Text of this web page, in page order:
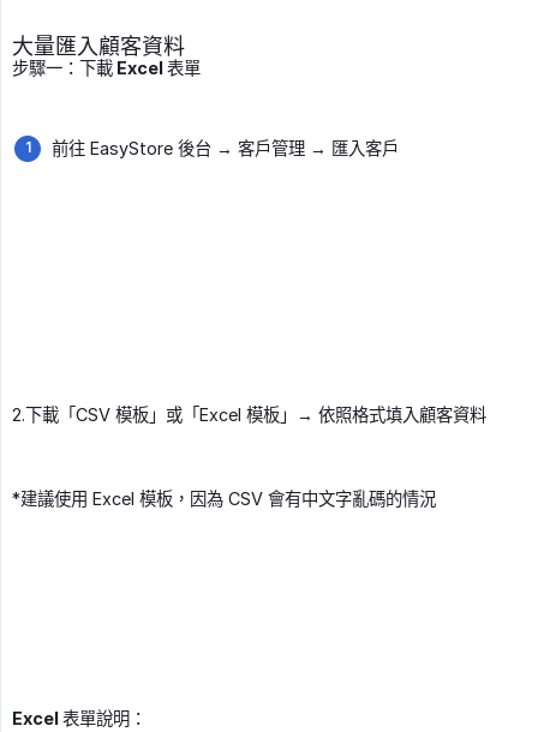
大量匯入顧客資料
步驟一：下載 Excel 表單
前往 EasyStore 後台 → 客戶管理 → 匯入客戶
2.下載「CSV 模板」或「Excel 模板」→ 依照格式填入顧客資料
*建議使用 Excel 模板，因為 CSV 會有中文字亂碼的情況
Excel 表單說明：